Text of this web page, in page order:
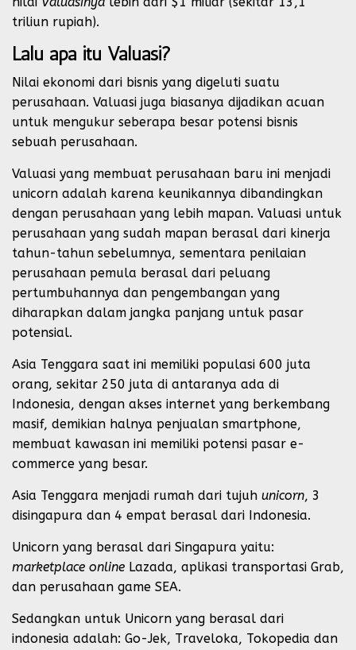
triliun rupiah).
Lalu apa itu Valuasi?
Nilai ekonomi dari bisnis yang digeluti suatu
perusahaan. Valuasi juga biasanya dijadikan acuan
untuk mengukur seberapa besar potensi bisnis
sebuah perusahaan.
Valuasi yang membuat perusahaan baru ini menjadi
unicorn adalah karena keunikannya dibandingkan
dengan perusahaan yang lebih mapan. Valuasi untuk
perusahaan yang sudah mapan berasal dari kinerja
tahun-tahun sebelumnya, sementara penilaian
perusahaan pemula berasal dari peluang
pertumbuhannya dan pengembangan yang
diharapkan dalam jangka panjang untuk pasar
potensial.
Asia Tenggara saat ini memiliki populasi 600 juta
orang, sekitar 250 juta di antaranya ada di
Indonesia, dengan akses internet yang berkembang
masif, demikian halnya penjualan smartphone,
membuat kawasan ini memiliki potensi pasar e-
commerce yang besar.
Asia Tenggara menjadi rumah dari tujuh unicorn, 3
disingapura dan 4 empat berasal dari Indonesia.
Unicorn yang berasal dari Singapura yaitu:
marketplace online Lazada, aplikasi transportasi Grab,
dan perusahaan game SEA.
Sedangkan untuk Unicorn yang berasal dari
indonesia adalah: Go-Jek, Traveloka, Tokopedia dan